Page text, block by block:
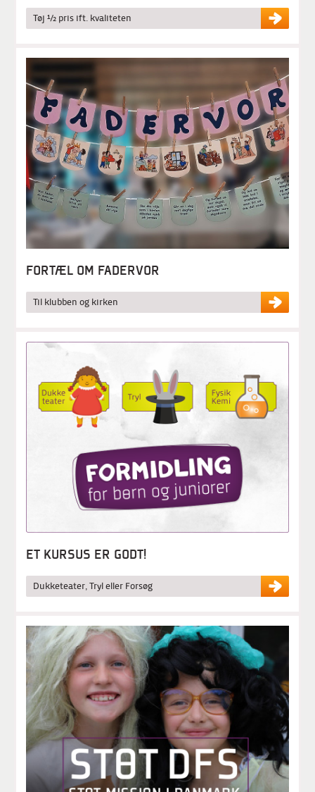
Tøj ½ pris ift. kvaliteten
FORTÆL OM FADERVOR
Til klubben og kirken
ET KURSUS ER GODT!
Dukketeater, Tryl eller Forsøg